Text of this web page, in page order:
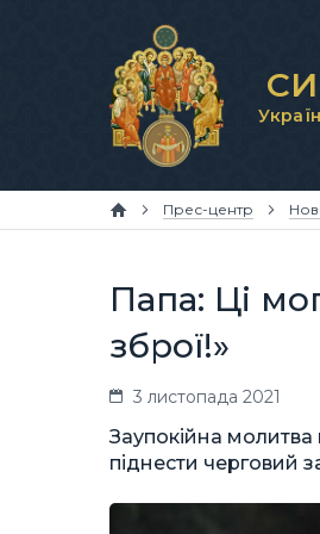
Прес-центр
Папа: Ці
зброї!»
3 листопада 2021
Заупокійна
піднести черговий